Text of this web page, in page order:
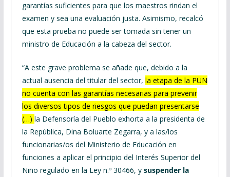
garantías suficientes para que los maestros rindan el
examen y sea una evaluación justa. Asimismo, recalcó
que esta prueba no puede ser tomada sin tener un
ministro de Educación a la cabeza del sector.
“A este grave problema se añade que, debido a la
actual ausencia del titular del sector, la etapa de la PUN
no cuenta con las garantías necesarias para prevenir
los diversos tipos de riesgos que puedan presentarse
(…) la Defensoría del Pueblo exhorta a la presidenta de
la República, Dina Boluarte Zegarra, y a las/los
funcionarias/os del Ministerio de Educación en
funciones a aplicar el principio del Interés Superior del
Niño regulado en la Ley n.º 30466, y suspender la